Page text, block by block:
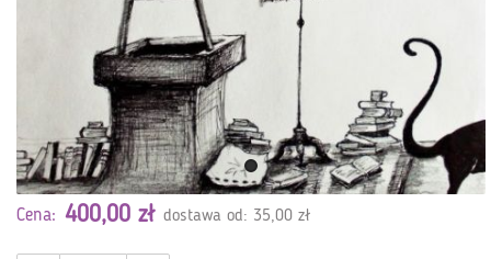
Cena: 400,00 zł dostawa od: 35,00 zł